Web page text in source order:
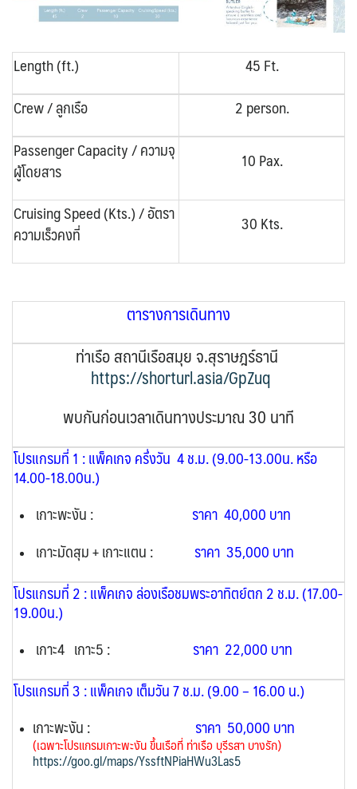
Length (ft.)
45 Ft.
Crew / ลูกเรือ
2 person.
Passenger Capacity / ความจุ
ผู้โดยสาร
10 Pax.
Cruising Speed (Kts.) / อัตรา
ความเร็วคงที่
30 Kts.
ตารางการเดินทาง
ท่าเรือ สถานีเรือสมุย จ.สุราษฎร์ธานี
https://shorturl.asia/GpZuq
พบกันก่อนเวลาเดินทางประมาณ 30 นาที
โปรแกรมที่ 1 : แพ็คเกจ ครึ่งวัน 4 ช.ม. (9.00-13.00น. หรือ
14.00-18.00น.)
เกาะพะงัน : ราคา 40,000 บาท
เกาะมัดสุม + เกาะแตน : ราคา 35,000 บาท
โปรแกรมที่ 2 : แพ็คเกจ ล่องเรือชมพระอาทิตย์ตก 2 ช.ม. (17.00-
19.00น.)
เกาะ4 เกาะ5 : ราคา 22,000 บาท
โปรแกรมที่ 3 : แพ็คเกจ เต็มวัน 7 ช.ม. (9.00 – 16.00 น.)
เกาะพะงัน :
ราคา 50,000 บาท
(เฉพาะโปรแกรมเกาะพะงัน ขึ้นเรือที่ ท่าเรือ บุรีรสา บางรัก)
https://goo.gl/maps/YssftNPiaHWu3Las5